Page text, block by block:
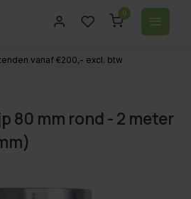
0
vanaf €200,- excl. btw
80 mm rond - 2 meter